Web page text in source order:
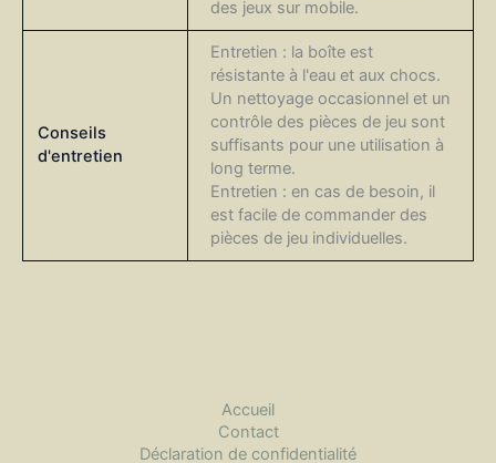
des jeux sur mobile.
Conseils
d'entretien
Entretien : la boîte est
résistante à l'eau et aux chocs.
Un nettoyage occasionnel et un
contrôle des pièces de jeu sont
suffisants pour une utilisation à
long terme.
Entretien : en cas de besoin, il
est facile de commander des
pièces de jeu individuelles.
Accueil
Contact
Déclaration de confidentialité